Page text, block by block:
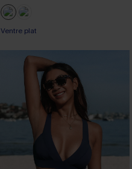
Ventre plat